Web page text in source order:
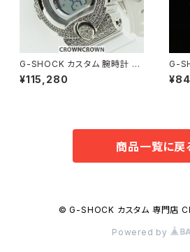
G-SHOCK カスタム 腕時計 B
G6901-7 BG6900-009
¥115,280
G-
シオ
商品一覧に戻
© G-SHOCK カスタム 専門店
Powered by